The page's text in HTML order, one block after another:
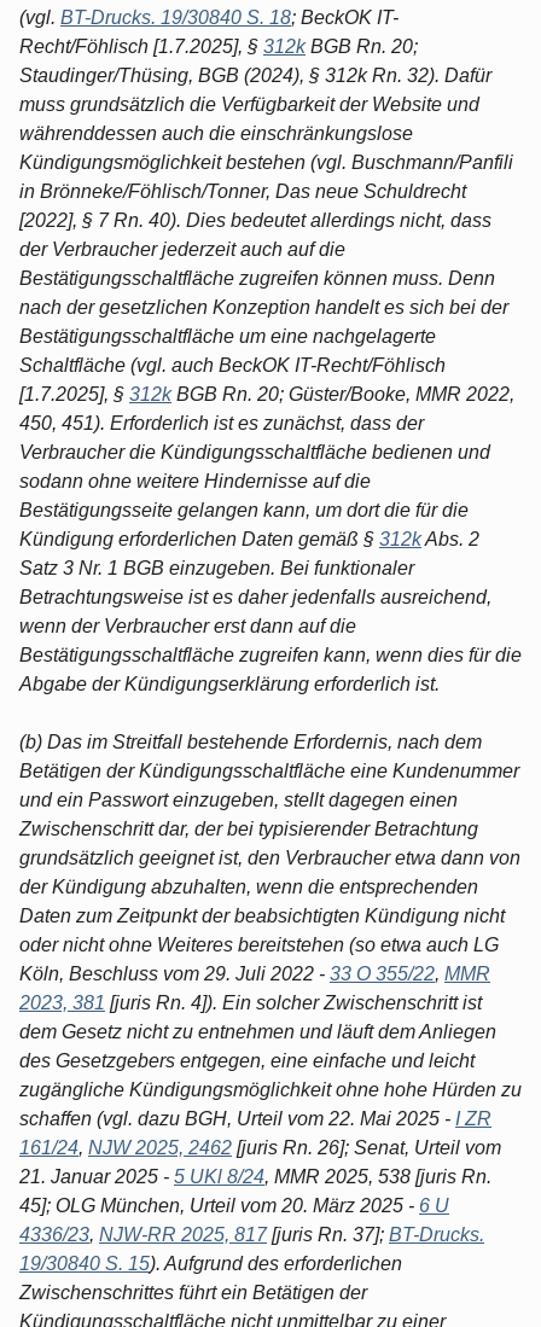
(vgl. BT-Drucks. 19/30840 S. 18; BeckOK IT-
Recht/Föhlisch [1.7.2025], § 312kBGB Rn. 20;
Staudinger/Thüsing, BGB (2024), § 312k Rn. 32). Dafür
muss grundsätzlich die Verfügbarkeit der Website und
währenddessen auch die einschränkungslose
Kündigungsmöglichkeit bestehen (vgl. Buschmann/Panfili
in Brönneke/Föhlisch/Tonner, Das neue Schuldrecht
[2022], § 7 Rn. 40). Dies bedeutet allerdings nicht, dass
der Verbraucher jederzeit auch auf die
Bestätigungsschaltfläche zugreifen können muss. Denn
nach der gesetzlichen Konzeption handelt es sich bei der
Bestätigungsschaltfläche um eine nachgelagerte
Schaltfläche (vgl. auch BeckOK IT-Recht/Föhlisch
[1.7.2025], § 312kBGB Rn. 20; Güster/Booke, MMR 2022,
450, 451). Erforderlich ist es zunächst, dass der
Verbraucher die Kündigungsschaltfläche bedienen und
sodann ohne weitere Hindernisse auf die
Bestätigungsseite gelangen kann, um dort die für die
Kündigung erforderlichen Daten gemäß § 312kAbs. 2
Satz 3 Nr. 1 BGB einzugeben. Bei funktionaler
Betrachtungsweise ist es daher jedenfalls ausreichend,
wenn der Verbraucher erst dann auf die
Bestätigungsschaltfläche zugreifen kann, wenn dies für die
Abgabe der Kündigungserklärung erforderlich ist.
(b) Das im Streitfall bestehende Erfordernis, nach dem
Betätigen der Kündigungsschaltfläche eine Kundenummer
und ein Passwort einzugeben, stellt dagegen einen
Zwischenschritt dar, der bei typisierender Betrachtung
grundsätzlich geeignet ist, den Verbraucher etwa dann von
der Kündigung abzuhalten, wenn die entsprechenden
Daten zum Zeitpunkt der beabsichtigten Kündigung nicht
oder nicht ohne Weiteres bereitstehen (so etwa auch LG
Köln, Beschluss vom 29. Juli 2022 - 33 O 355/22, MMR
2023, 381 [juris Rn. 4]). Ein solcher Zwischenschritt ist
dem Gesetz nicht zu entnehmen und läuft dem Anliegen
des Gesetzgebers entgegen, eine einfache und leicht
zugängliche Kündigungsmöglichkeit ohne hohe Hürden zu
schaffen (vgl. dazu BGH, Urteil vom 22. Mai 2025 - I ZR
161/24, NJW 2025, 2462 [juris Rn. 26]; Senat, Urteil vom
21. Januar 2025 - 5 UKl 8/24, MMR 2025, 538 [juris Rn.
45]; OLG München, Urteil vom 20. März 2025 - 6 U
4336/23, NJW-RR 2025, 817[juris Rn. 37]; BT-Drucks.
19/30840 S. 15). Aufgrund des erforderlichen
Zwischenschrittes führt ein Betätigen der
Kündigungsschaltfläche nicht unmittelbar zu einer